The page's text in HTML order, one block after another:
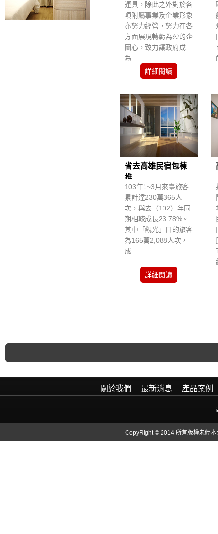
運具，除此之外對於各
項附屬事業及企業形象
亦努力經營，努力在各
方面展現轉虧為盈的企
圖心，致力讓政府成
為...
詳細閱讀
省去高雄民宿包棟
推...
103年1~3月來臺旅客
累計達230萬365人
次，與去（102）年同
期相較成長23.78%。
其中「觀光」目的旅客
為165萬2,088人次，
成...
詳細閱讀
關於我們 最新消息 產品案例
CopyRight © 2014 所有版權未經